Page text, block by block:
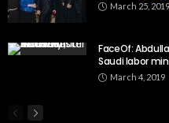
March 25, 2019
FaceOf:
Saudi labor
March 4, 2019